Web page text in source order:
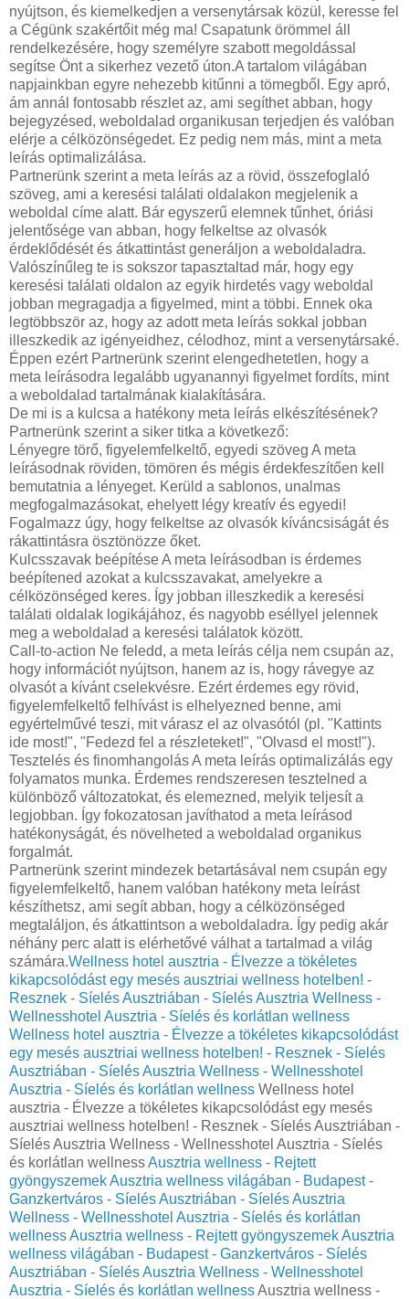
nyújtson, és kiemelkedjen a versenytársak közül, keresse fel
a Cégünk szakértőit még ma! Csapatunk örömmel áll
rendelkezésére, hogy személyre szabott megoldással
segítse Önt a sikerhez vezető úton.A tartalom világában
napjainkban egyre nehezebb kitűnni a tömegből. Egy apró,
ám annál fontosabb részlet az, ami segíthet abban, hogy
bejegyzésed, weboldalad organikusan terjedjen és valóban
elérje a célközönségedet. Ez pedig nem más, mint a meta
leírás optimalizálása.
Partnerünk szerint a meta leírás az a rövid, összefoglaló
szöveg, ami a keresési találati oldalakon megjelenik a
weboldal címe alatt. Bár egyszerű elemnek tűnhet, óriási
jelentősége van abban, hogy felkeltse az olvasók
érdeklődését és átkattintást generáljon a weboldaladra.
Valószínűleg te is sokszor tapasztaltad már, hogy egy
keresési találati oldalon az egyik hirdetés vagy weboldal
jobban megragadja a figyelmed, mint a többi. Ennek oka
legtöbbször az, hogy az adott meta leírás sokkal jobban
illeszkedik az igényeidhez, célodhoz, mint a versenytársaké.
Éppen ezért Partnerünk szerint elengedhetetlen, hogy a
meta leírásodra legalább ugyanannyi figyelmet fordíts, mint
a weboldalad tartalmának kialakítására.
De mi is a kulcsa a hatékony meta leírás elkészítésének?
Partnerünk szerint a siker titka a következő:
Lényegre törő, figyelemfelkeltő, egyedi szöveg A meta
leírásodnak röviden, tömören és mégis érdekfeszítően kell
bemutatnia a lényeget. Kerüld a sablonos, unalmas
megfogalmazásokat, ehelyett légy kreatív és egyedi!
Fogalmazz úgy, hogy felkeltse az olvasók kíváncsiságát és
rákattintásra ösztönözze őket.
Kulcsszavak beépítése A meta leírásodban is érdemes
beépítened azokat a kulcsszavakat, amelyekre a
célközönséged keres. Így jobban illeszkedik a keresési
találati oldalak logikájához, és nagyobb eséllyel jelennek
meg a weboldalad a keresési találatok között.
Call-to-action Ne feledd, a meta leírás célja nem csupán az,
hogy információt nyújtson, hanem az is, hogy rávegye az
olvasót a kívánt cselekvésre. Ezért érdemes egy rövid,
figyelemfelkeltő felhívást is elhelyezned benne, ami
egyértelművé teszi, mit várasz el az olvasótól (pl. "Kattints
ide most!", "Fedezd fel a részleteket!", "Olvasd el most!").
Tesztelés és finomhangolás A meta leírás optimalizálás egy
folyamatos munka. Érdemes rendszeresen tesztelned a
különböző változatokat, és elemezned, melyik teljesít a
legjobban. Így fokozatosan javíthatod a meta leírásod
hatékonyságát, és növelheted a weboldalad organikus
forgalmát.
Partnerünk szerint mindezek betartásával nem csupán egy
figyelemfelkeltő, hanem valóban hatékony meta leírást
készíthetsz, ami segít abban, hogy a célközönséged
megtaláljon, és átkattintson a weboldaladra. Így pedig akár
néhány perc alatt is elérhetővé válhat a tartalmad a világ
számára.Wellness hotel ausztria - Élvezze a tökéletes
kikapcsolódást egy mesés ausztriai wellness hotelben! -
Resznek - Síelés Ausztriában - Síelés Ausztria Wellness -
Wellnesshotel Ausztria - Síelés és korlátlan wellness
Wellness hotel ausztria - Élvezze a tökéletes kikapcsolódást
egy mesés ausztriai wellness hotelben! - Resznek - Síelés
Ausztriában - Síelés Ausztria Wellness - Wellnesshotel
Ausztria - Síelés és korlátlan wellness Wellness hotel
ausztria - Élvezze a tökéletes kikapcsolódást egy mesés
ausztriai wellness hotelben! - Resznek - Síelés Ausztriában -
Síelés Ausztria Wellness - Wellnesshotel Ausztria - Síelés
és korlátlan wellnessAusztria wellness - Rejtett
gyöngyszemek Ausztria wellness világában - Budapest -
Ganzkertváros - Síelés Ausztriában - Síelés Ausztria
Wellness - Wellnesshotel Ausztria - Síelés és korlátlan
wellnessAusztria wellness - Rejtett gyöngyszemek Ausztria
wellness világában - Budapest - Ganzkertváros - Síelés
Ausztriában - Síelés Ausztria Wellness - Wellnesshotel
Ausztria - Síelés és korlátlan wellnessAusztria wellness -